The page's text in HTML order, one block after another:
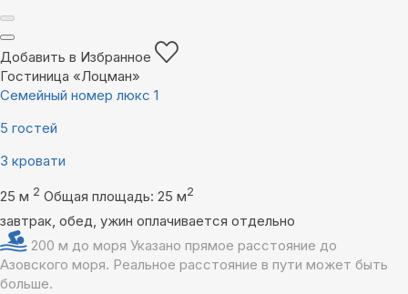
Добавить в Избранное
Гостиница «Лоцман»
Семейный номер люкс 1
5 гостей
3 кровати
25 м 2 Общая площадь: 25 м2
завтрак, обед, ужин оплачивается отдельно
200 м до моря Указано прямое расстояние до
Азовского моря. Реальное расстояние в пути может быть
больше.